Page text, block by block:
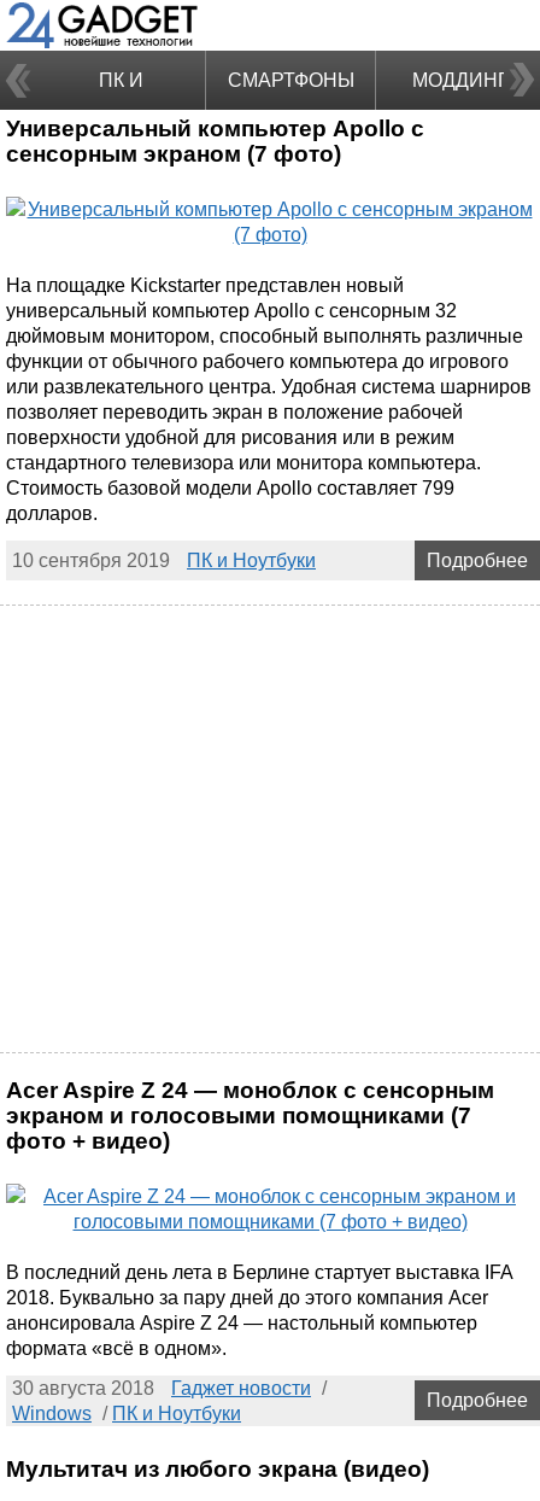
ПК И
НОУТБУКИ
СМАРТФОНЫ МОДДИНГ
Универсальный компьютер Apollo с
сенсорным экраном (7 фото)
На площадке Kickstarter представлен новый
универсальный компьютер Apollo с сенсорным 32
дюймовым монитором, способный выполнять различные
функции от обычного рабочего компьютера до игрового
или развлекательного центра. Удобная система шарниров
позволяет переводить экран в положение рабочей
поверхности удобной для рисования или в режим
стандартного телевизора или монитора компьютера.
Стоимость базовой модели Apollo составляет 799
долларов.
10 сентября 2019 ПК и Ноутбуки Подробнее
Acer Aspire Z 24 — моноблок с сенсорным
экраном и голосовыми помощниками (7
фото + видео)
В последний день лета в Берлине стартует выставка IFA
2018. Буквально за пару дней до этого компания Acer
анонсировала Aspire Z 24 — настольный компьютер
формата «всё в одном».
30 августа 2018
Гаджет новости /
Windows / ПК и Ноутбуки
Подробнее
Мультитач из любого экрана (видео)